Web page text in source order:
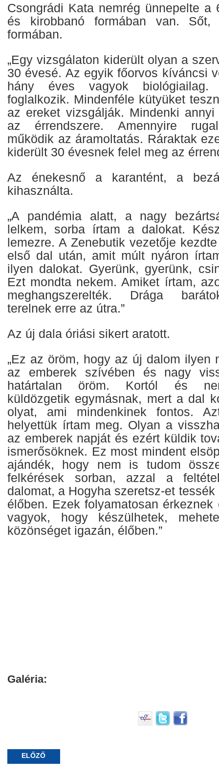
Csongrádi Kata nemrég ünnepelte a
és kirobbanó formában van.
formában.
„Egy vizsgálaton kiderült olyan a
30 évesé. Az egyik főorvos kíváncsi
hány éves vagyok
foglalkozik. Mindenféle kütyüket
az ereket vizsgálják. Mindenki
az érrendszere. Amennyire
működik az áramoltatás. Ráraktak
kiderült 30 évesnek felel meg az
Az énekesnő a karantént, a
kihasználta.
„A pandémia alatt, a nagy
lelkem, sorba írtam a dalokat.
lemezre. A Zenebutik vezetője
első dal után, amit múlt nyáron
ilyen dalokat. Gyerünk, gyerünk,
Ezt mondta nekem. Amiket írtam,
meghangszerelték. Drága
terelnek erre az útra.”
Az új dala óriási sikert aratott.
„Ez az öröm, hogy az új dalom ilyen
az emberek szívében és nagy
határtalan öröm. Kortól és
küldözgetik egymásnak, mert a dal
olyat, ami mindenkinek fontos.
helyettük írtam meg. Olyan a
az emberek napját és ezért küldik
ismerősöknek. Ez most mindent
ajándék, hogy nem is tudom
felkérések sorban, azzal a
dalomat, a Hogyha szeretsz-et
élőben. Ezek folyamatosan
vagyok, hogy készülhetek,
közönséget igazán, élőben.”
Galéria:
ELŐZŐ